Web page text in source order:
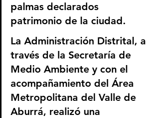
palmas declarados
patrimonio de la ciudad.
La Administración Distrital, a
través de la Secretaría de
Medio Ambiente y con el
acompañamiento del Área
Metropolitana del Valle de
Aburrá, realizó una